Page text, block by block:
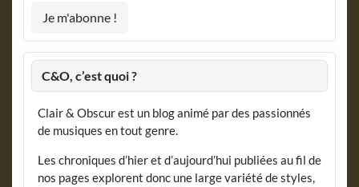
C&O, c’est quoi ?
Clair & Obscur est un blog animé par des passionnés
de musiques en tout genre.
Les chroniques d’hier et d’aujourd’hui publiées au fil de
nos pages explorent donc une large variété de styles,